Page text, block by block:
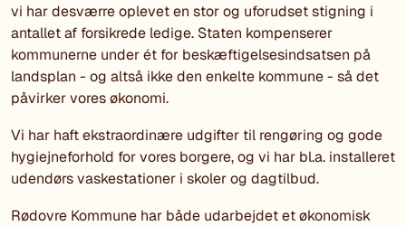
vi har desværre oplevet en stor og uforudset stigning i
antallet af forsikrede ledige. Staten kompenserer
kommunerne under ét for beskæftigelsesindsatsen på
landsplan - og altså ikke den enkelte kommune - så det
påvirker vores økonomi.
Vi har haft ekstraordinære udgifter til rengøring og gode
hygiejneforhold for vores borgere, og vi har bl.a. installeret
udendørs vaskestationer i skoler og dagtilbud.
Rødovre Kommune har både udarbejdet et økonomisk